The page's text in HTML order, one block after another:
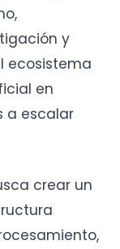
y
ecosistema
en
a escalar
crear un